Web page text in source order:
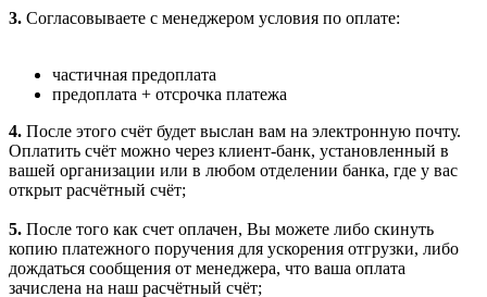
3. Согласовываете с менеджером условия по оплате:
частичная предоплата
предоплата + отсрочка платежа
4. После этого счёт будет выслан вам на электронную почту.
Оплатить счёт можно через клиент-банк, установленный в
вашей организации или в любом отделении банка, где у вас
открыт расчётный счёт;
5. После того как счет оплачен, Вы можете либо скинуть
копию платежного поручения для ускорения отгрузки, либо
дождаться сообщения от менеджера, что ваша оплата
зачислена на наш расчётный счёт;